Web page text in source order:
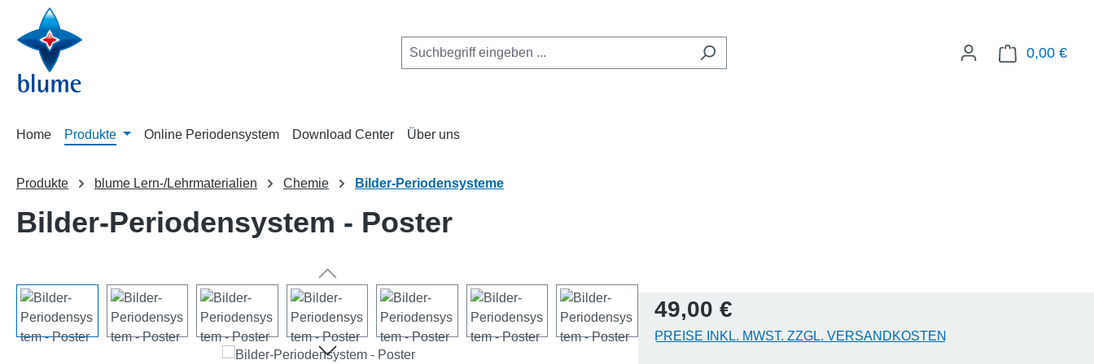
Hauptinhalt springen
Zur Suche springen
Zur Hauptnavigation springen
0,00 €
Home Produkte Online Periodensystem Download Center Über uns
Produkte blume Lern-/Lehrmaterialien Chemie Bilder-Periodensysteme
Bilder-Periodensystem - Poster
Bildergalerie überspringen
Regulärer Preis:
49,00 €
PREISE INKL. MWST. ZZGL. VERSANDKOSTEN